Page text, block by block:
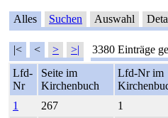
Alles Suchen Auswahl
|< < > >| 3380 Einträge
Lfd-
Nr
Seite im
Kirchenbuch
Lfd-Nr im
1
267 1